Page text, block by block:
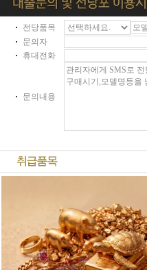
전당품목
문의자
휴대전화
문의내용